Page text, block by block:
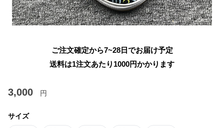
ご注文確定から7~28日でお届け予定
送料は1注文あたり 1000円かかります
3,000 円
サイズ